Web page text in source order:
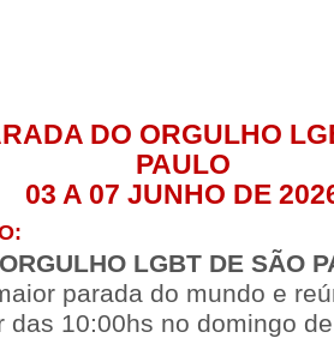
DO ORGULHO
PAULO
03 A 07 JUNHO DE
LGBT DE SÃO
parada do mundo e
das 10:00hs no domingo